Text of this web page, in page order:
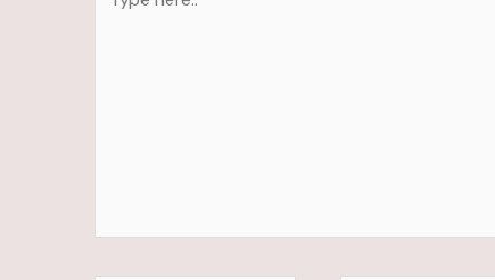
here..